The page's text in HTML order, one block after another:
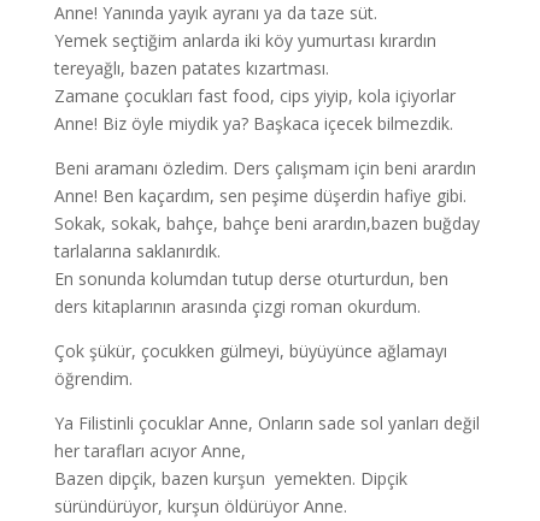
Anne! Yanında yayık ayranı ya da taze süt.
Yemek seçtiğim anlarda iki köy yumurtası kırardın
tereyağlı, bazen patates kızartması.
Zamane çocukları fast food, cips yiyip, kola içiyorlar
Anne! Biz öyle miydik ya? Başkaca içecek bilmezdik.
Beni aramanı özledim. Ders çalışmam için beni arardın
Anne! Ben kaçardım, sen peşime düşerdin hafiye gibi.
Sokak, sokak, bahçe, bahçe beni arardın,bazen buğday
tarlalarına saklanırdık.
En sonunda kolumdan tutup derse oturturdun, ben
ders kitaplarının arasında çizgi roman okurdum.
Çok şükür, çocukken gülmeyi, büyüyünce ağlamayı
öğrendim.
Ya Filistinli çocuklar Anne, Onların sade sol yanları değil
her tarafları acıyor Anne,
Bazen dipçik, bazen kurşun yemekten. Dipçik
süründürüyor, kurşun öldürüyor Anne.